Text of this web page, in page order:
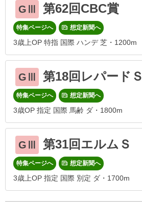
GⅢ 第62回CBC賞
特集ページへ 想定新聞へ
3歳上OP 特指 国際 ハンデ 芝・1200m
GⅢ 第18回レパードＳ
特集ページへ 想定新聞へ
3歳OP 指定 国際 馬齢 ダ・1800m
GⅢ 第31回エルムＳ
特集ページへ 想定新聞へ
3歳上OP 指定 国際 別定 ダ・1700m